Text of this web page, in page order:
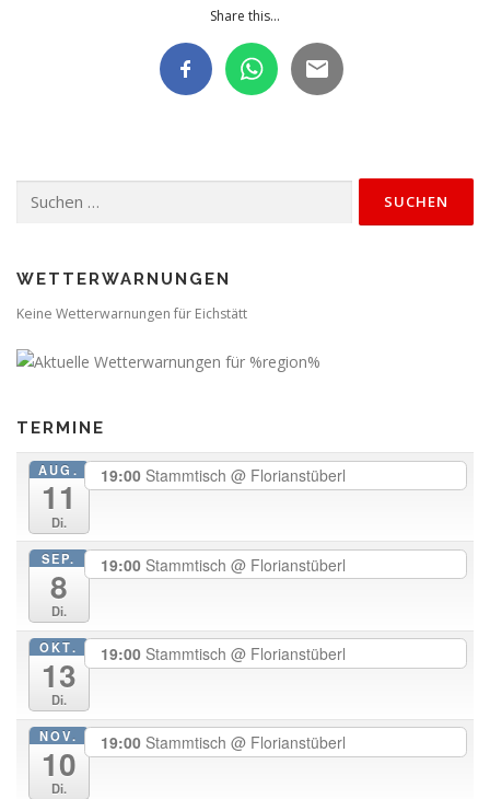
Share this...
nach:
WETTERWARNUNGEN
Keine Wetterwarnungen für Eichstätt
TERMINE
AUG.
11
Di.
19:00 Stammtisch @ Florianstüberl
SEP.
8
Di.
19:00 Stammtisch @ Florianstüberl
OKT.
13
Di.
19:00 Stammtisch @ Florianstüberl
NOV.
10
Di.
19:00 Stammtisch @ Florianstüberl